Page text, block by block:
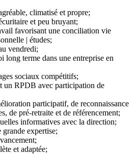
climatisé et propre;
et peu bruyant;
favorisant une conciliation vie
| études;
vendredi;
long terme dans une entreprise en
sociaux compétitifs;
RPDB avec participation de
participatif, de reconnaissance
de pré-retraite et de référencement;
informatives avec la direction;
expertise;
et adaptée;